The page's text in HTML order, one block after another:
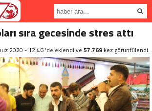
sıra gecesinde stres attı
2020 - 12:46 'de eklendi ve 57.769 kez görüntülendi.